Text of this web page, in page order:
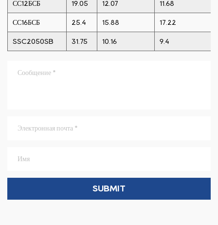
СС12БСБ 19.05 12.07 11.68
СС16БСБ 25.4 15.88 17.22
SSC2050SB 31.75 10.16 9.4